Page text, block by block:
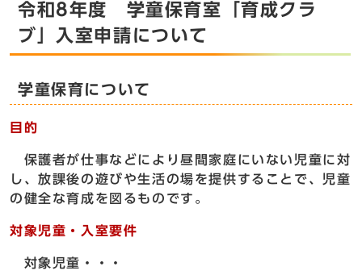
令和8年度 学童保育室「育成クラ
ブ」入室申請について
学童保育について
目的
保護者が仕事などにより昼間家庭にいない児童に対
し、放課後の遊びや生活の場を提供することで、児童
の健全な育成を図るものです。
対象児童・入室要件
対象児童・・・